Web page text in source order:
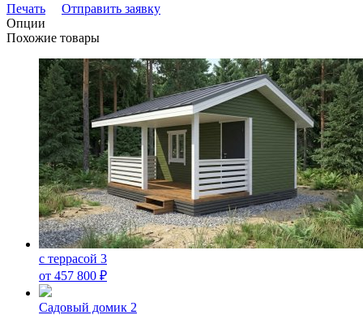
Печать
Отправить заявку
Опции
Похожие товары
с террасой 3
от 457 800 ₽
Садовый домик 2